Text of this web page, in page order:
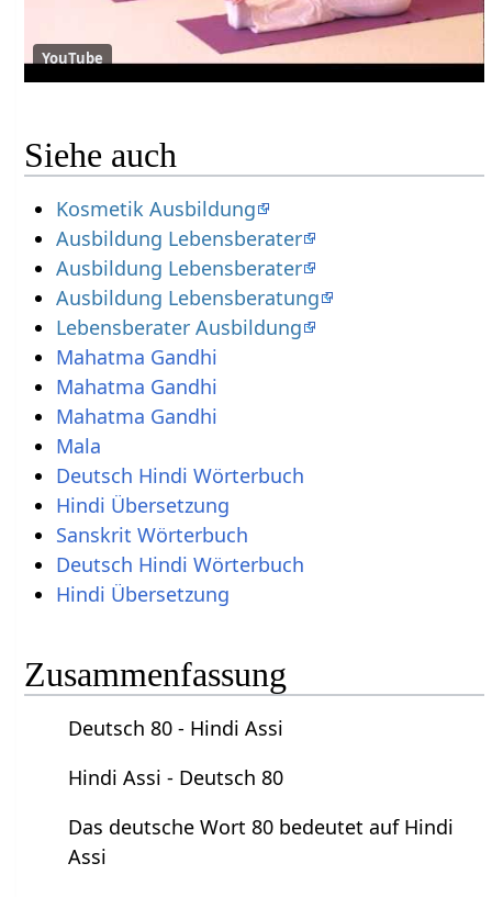
YouTube
Siehe auch
Kosmetik Ausbildung
Ausbildung Lebensberater
Ausbildung Lebensberater
Ausbildung Lebensberatung
Lebensberater Ausbildung
Mahatma Gandhi
Mahatma Gandhi
Mahatma Gandhi
Mala
Deutsch Hindi Wörterbuch
Hindi Übersetzung
Sanskrit Wörterbuch
Deutsch Hindi Wörterbuch
Hindi Übersetzung
Zusammenfassung
Deutsch 80 - Hindi Assi
Hindi Assi - Deutsch 80
Das deutsche Wort 80 bedeutet auf Hindi
Assi